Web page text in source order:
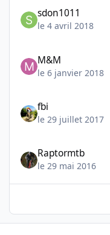
sdon1011
le 4 avril 2018
M&M
le 6 janvier 2018
fbi
le 29 juillet 2017
Raptormtb
le 29 mai 2016